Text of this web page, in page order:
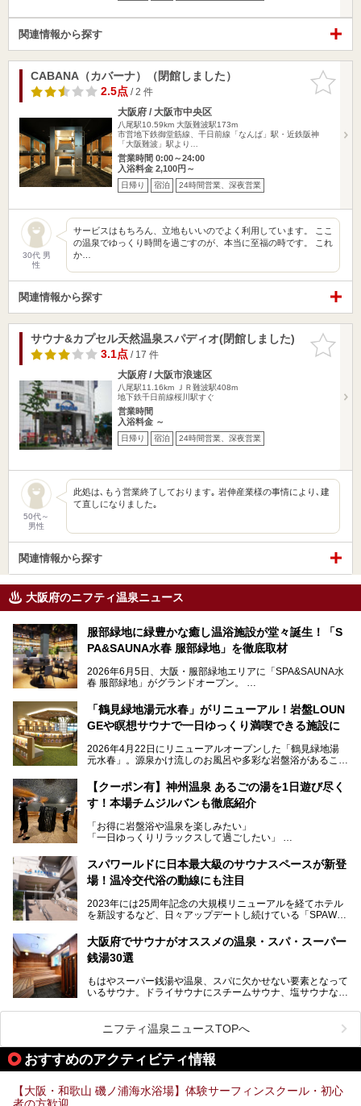
関連情報から探す
お気に入
りに追加
CABANA（カバーナ）（閉館しました）
2.5点/ 2 件
大阪府 / 大阪市中央区
八尾駅10.59km 大阪難波駅173m
市営地下鉄御堂筋線、千日前線「なんば」駅・近鉄阪神
「大阪難波」駅より…
営業時間 0:00～24:00
入浴料金 2,100円～
日帰り 宿泊 24時間営業、深夜営業
30代 男
性
サービスはもちろん、立地もいいのでよく利用しています。 ここ
の温泉でゆっくり時間を過ごすのが、本当に至福の時です。 これ
か…
関連情報から探す
お気に入
りに追加
サウナ&カプセル天然温泉スパディオ(閉館しました)
3.1点/ 17 件
大阪府 / 大阪市浪速区
八尾駅11.16km
ＪＲ難波駅408m
地下鉄千日前線桜川駅すぐ
営業時間
入浴料金 ～
日帰り 宿泊 24時間営業、深夜営業
50代～
男性
此処は､もう営業終了しております｡ 岩伸産業様の事情により､建
て直しになりました｡
関連情報から探す
大阪府のニフティ温泉ニュース
服部緑地に緑豊かな癒し温浴施設が堂々誕生！「S
PA&SAUNA水春 服部緑地」を徹底取材
2026年6月5日、大阪・服部緑地エリアに「SPA&SAUNA水
春 服部緑地」がグランドオープン。
当初の計画から約5年の時を経て誕生した本施設は、温泉・
サウナ・岩盤浴・フィットネス・ラウンジ・レストランなど
を融合した、これまでの“水春”のイメージをさらに進化させ
今回はオープン前の内覧会に参加し、館内のこだわりポイン
サウナー注目の3種のサウナや160cmの深水風呂、没入感の
高い岩盤浴エリア、日本最大の台数を誇る最新AIフィットネ
スマシンなど、見どころ満載の館内を詳しくご紹介します。
「鶴見緑地湯元水春」がリニューアル！岩盤LOUN
GEや瞑想サウナで一日ゆっくり満喫できる施設に
2026年4月22日にリニューアルオープンした「鶴見緑地湯
元水春」。源泉かけ流しのお風呂や多彩な岩盤浴があること
に“一日中くつろげる場所”としてパワーアップしています。
今回のリニューアルでは、新たに登場した瞑想サウナをはじ
見どころが盛りだくさん。日常の疲れを癒やしたい方はもち
ろん、休日にゆったり過ごしたい方にもぴったりの内容とな
本記事では、そんなリニューアル後の注目ポイントを詳しく
紹介します。これから「鶴見緑地湯元水春」に訪れる方や、
い。
【クーポン有】神州温泉 あるごの湯を1日遊び尽く
す！本場チムジルバンも徹底紹介
「お得に岩盤浴や温泉を楽しみたい」
「一日ゆっくりリラックスして過ごしたい」
利用できる「神州温泉 あるごの湯」です。
あるごの湯は、大阪府豊中市にある日帰り温浴施設で、阪急
チムジルバン（岩盤浴）を中心に、発汗・リラックス・漫画
タイムまで満喫できる長時間滞在型の施設なので、一日中ゆ
る迫力ある熱波パフォーマンスも毎日行われており、“とと
のう”体験をしっかり楽しめるのもポイントです。
ケやボウリングといった遊び場もあり、友人同士やカップル
で“遊び+癒し”の一日を過ごすのにもぴったり。
処にいたるまで魅力をたっぷり堪能してきたので、その全容
スパワールドに日本最大級のサウナスペースが新登
場！温冷交代浴の動線にも注目
2023年には25周年記念の大規模リニューアルを経てホテル
を新設するなど、日々アップデートし続けている「SPAWO
そんなスパワールドが2025年11月15日（土）に、新たな浴
室や日本最大級140人収容の大規模サウナを携えてリニュー
アルオープン！浴室である4F・6Fそれぞれにリニューアル
大規模リニューアルの全容を確認すべく、リニューアルプレ
オープンイベントに行ってきました！今回はそのリニューア
大阪府でサウナがオススメの温泉・スパ・スーパー
銭湯30選
もはやスーパー銭湯や温泉、スパに欠かせない要素となって
いるサウナ。ドライサウナにスチームサウナ、塩サウナな
ペース、ロウリュウなど、心ゆくまで楽しむためのサービス
が充実した施設も多くみられます。
今回はそんなサウナにこだわった、大阪府内のオススメ温
泉・銭湯・スパを30件紹介したいと思います！
ニフティ温泉ニュースTOPへ
おすすめのアクティビティ情報
【大阪・和歌山 磯ノ浦海水浴場】体験サーフィンスクール・初心
者の方歓迎